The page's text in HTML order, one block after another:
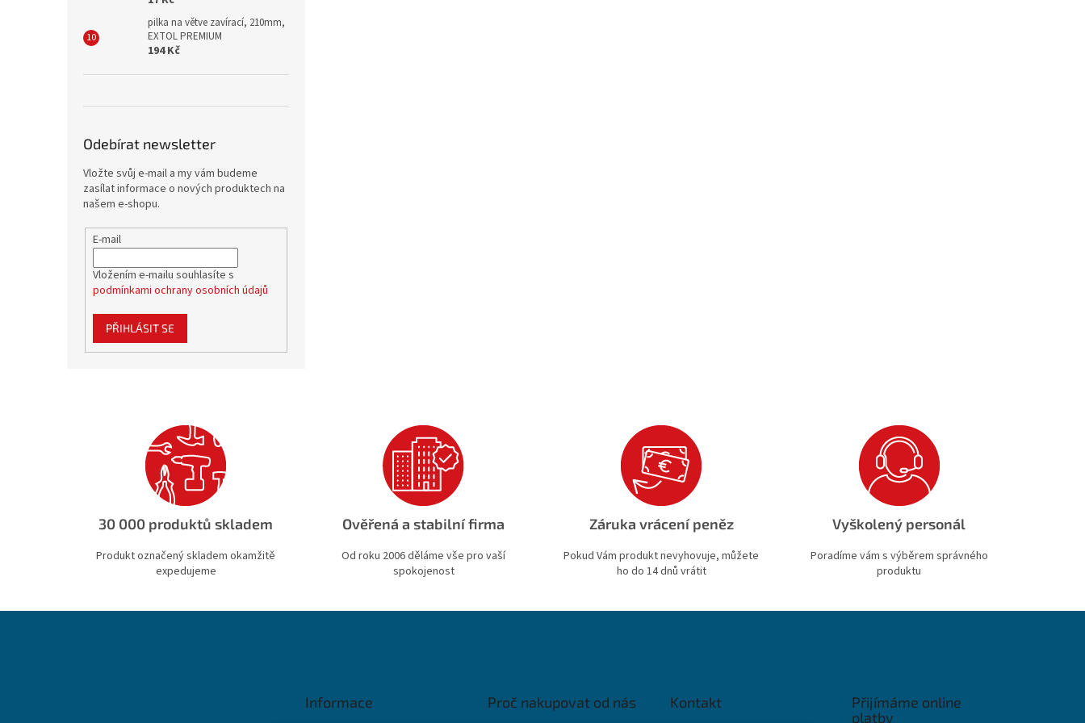
pilka na větve zavírací, 210mm,
EXTOL PREMIUM
194 Kč
Odebírat newsletter
Vložte svůj e-mail a my vám budeme
zasílat informace o nových produktech na
našem e-shopu.
E-mail
Vložením e-mailu souhlasíte s
podmínkami ochrany osobních údajů
PŘIHLÁSIT SE
30 000 produktů skladem
Produkt označený skladem okamžitě
expedujeme
Ověřená a stabilní firma
Od roku 2006 děláme vše pro vaší
spokojenost
Záruka vrácení peněz
Pokud Vám produkt nevyhovuje, můžete
ho do 14 dnů vrátit
Vyškolený personál
Poradíme vám s výběrem správného
produktu
Informace Proč nakupovat od nás Kontakt
Přijímáme online
platby